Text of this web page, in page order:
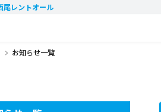
尾レントオール
お知らせ一覧